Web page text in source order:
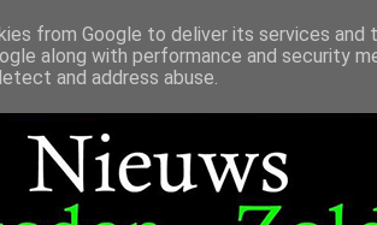
from Google to deliver its services and
along with performance and security
and address abuse.